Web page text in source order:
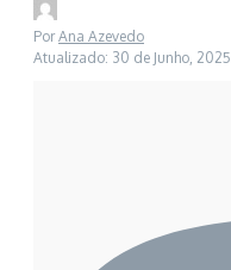
PorAna Azevedo
Atualizado: 30 de Junho, 2025